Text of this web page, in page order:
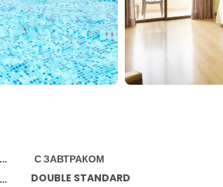
С ЗАВТРАКОМ
DOUBLE STANDARD